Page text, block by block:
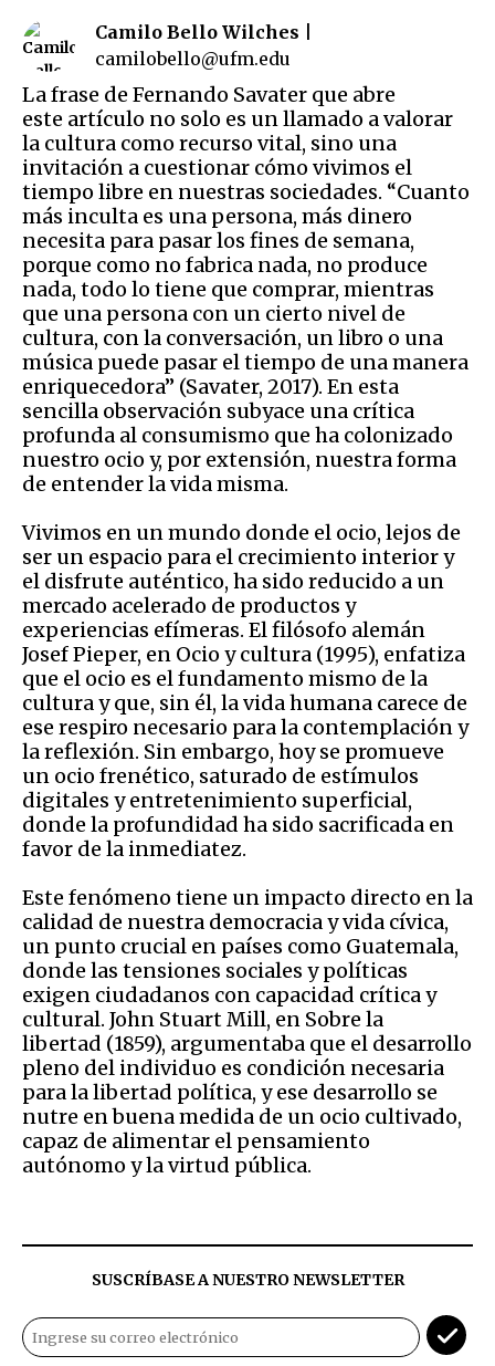
Camilo Bello Wilches |
camilobello@ufm.edu
La frase de Fernando Savater que abre
este artículo no solo es un llamado a valorar
la cultura como recurso vital, sino una
invitación a cuestionar cómo vivimos el
tiempo libre en nuestras sociedades. “Cuanto
más inculta es una persona, más dinero
necesita para pasar los fines de semana,
porque como no fabrica nada, no produce
nada, todo lo tiene que comprar, mientras
que una persona con un cierto nivel de
cultura, con la conversación, un libro o una
música puede pasar el tiempo de una manera
enriquecedora” (Savater, 2017). En esta
sencilla observación subyace una crítica
profunda al consumismo que ha colonizado
nuestro ocio y, por extensión, nuestra forma
de entender la vida misma.
Vivimos en un mundo donde el ocio, lejos de
ser un espacio para el crecimiento interior y
el disfrute auténtico, ha sido reducido a un
mercado acelerado de productos y
experiencias efímeras. El filósofo alemán
Josef Pieper, en Ocio y cultura (1995), enfatiza
que el ocio es el fundamento mismo de la
cultura y que, sin él, la vida humana carece de
ese respiro necesario para la contemplación y
la reflexión. Sin embargo, hoy se promueve
un ocio frenético, saturado de estímulos
digitales y entretenimiento superficial,
donde la profundidad ha sido sacrificada en
favor de la inmediatez.
Este fenómeno tiene un impacto directo en la
calidad de nuestra democracia y vida cívica,
un punto crucial en países como Guatemala,
donde las tensiones sociales y políticas
exigen ciudadanos con capacidad crítica y
cultural. John Stuart Mill, en Sobre la
libertad (1859), argumentaba que el desarrollo
pleno del individuo es condición necesaria
para la libertad política, y ese desarrollo se
nutre en buena medida de un ocio cultivado,
capaz de alimentar el pensamiento
autónomo y la virtud pública.
SUSCRÍBASE A NUESTRO NEWSLETTER